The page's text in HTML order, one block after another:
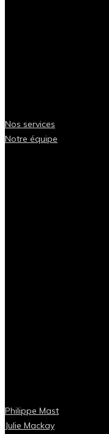
Nos services
Notre équipe
Philippe Mast
Julie Mackay